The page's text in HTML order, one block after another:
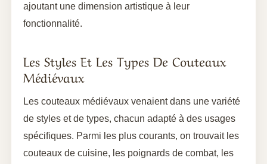
ajoutant une dimension artistique à leur
fonctionnalité.
Les Styles Et Les Types De Couteaux
Médiévaux
Les couteaux médiévaux venaient dans une variété
de styles et de types, chacun adapté à des usages
spécifiques. Parmi les plus courants, on trouvait les
couteaux de cuisine, les poignards de combat, les